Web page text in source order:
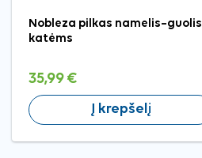
Nobleza pilkas namelis–guolis
katėms
35,99 €
Į krepšelį